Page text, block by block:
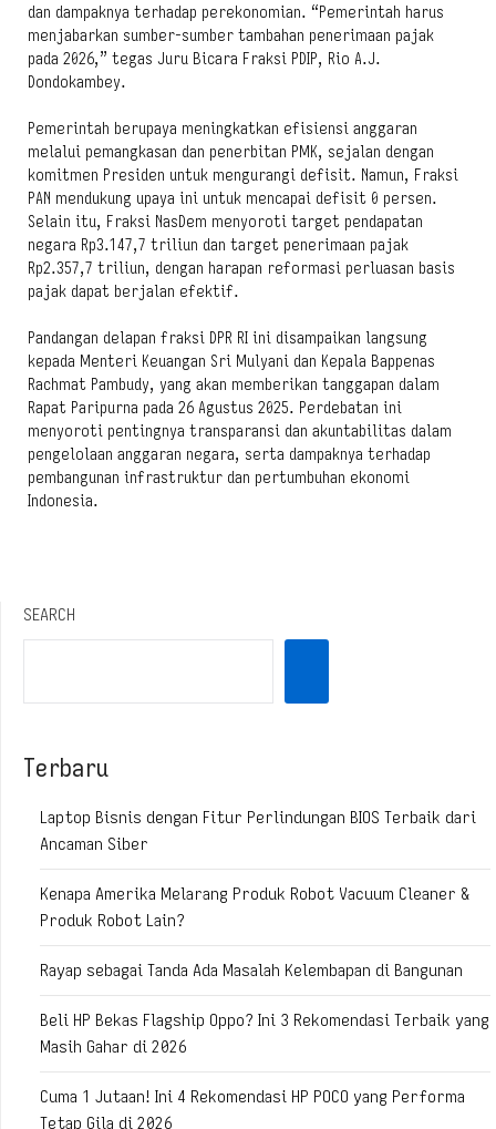
dan dampaknya terhadap perekonomian. “Pemerintah harus
menjabarkan sumber-sumber tambahan penerimaan pajak
pada 2026,” tegas Juru Bicara Fraksi PDIP, Rio A.J.
Dondokambey.
Pemerintah berupaya meningkatkan efisiensi anggaran
melalui pemangkasan dan penerbitan PMK, sejalan dengan
komitmen Presiden untuk mengurangi defisit. Namun, Fraksi
PAN mendukung upaya ini untuk mencapai defisit 0 persen.
Selain itu, Fraksi NasDem menyoroti target pendapatan
negara Rp3.147,7 triliun dan target penerimaan pajak
Rp2.357,7 triliun, dengan harapan reformasi perluasan basis
pajak dapat berjalan efektif.
Pandangan delapan fraksi DPR RI ini disampaikan langsung
kepada Menteri Keuangan Sri Mulyani dan Kepala Bappenas
Rachmat Pambudy, yang akan memberikan tanggapan dalam
Rapat Paripurna pada 26 Agustus 2025. Perdebatan ini
menyoroti pentingnya transparansi dan akuntabilitas dalam
pengelolaan anggaran negara, serta dampaknya terhadap
pembangunan infrastruktur dan pertumbuhan ekonomi
Indonesia.
SEARCH
Terbaru
Laptop Bisnis dengan Fitur Perlindungan BIOS Terbaik dari
Ancaman Siber
Kenapa Amerika Melarang Produk Robot Vacuum Cleaner &
Produk Robot Lain?
Rayap sebagai Tanda Ada Masalah Kelembapan di Bangunan
Beli HP Bekas Flagship Oppo? Ini 3 Rekomendasi Terbaik yang
Masih Gahar di 2026
Cuma 1 Jutaan! Ini 4 Rekomendasi HP POCO yang Performa
Tetap Gila di 2026